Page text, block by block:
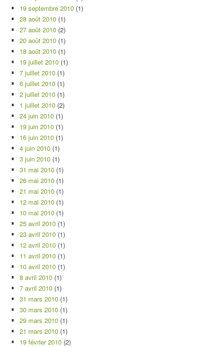
19 septembre 2010 (1)
28 août 2010 (1)
27 août 2010 (2)
20 août 2010 (1)
18 août 2010 (1)
19 juillet 2010 (1)
7 juillet 2010 (1)
6 juillet 2010 (1)
2 juillet 2010 (1)
1 juillet 2010 (2)
24 juin 2010 (1)
19 juin 2010 (1)
16 juin 2010 (1)
4 juin 2010 (1)
3 juin 2010 (1)
31 mai 2010 (1)
26 mai 2010 (1)
21 mai 2010 (1)
12 mai 2010 (1)
10 mai 2010 (1)
25 avril 2010 (1)
23 avril 2010 (1)
12 avril 2010 (1)
11 avril 2010 (1)
10 avril 2010 (1)
8 avril 2010 (1)
7 avril 2010 (1)
31 mars 2010 (1)
30 mars 2010 (1)
29 mars 2010 (1)
21 mars 2010 (1)
19 février 2010 (2)